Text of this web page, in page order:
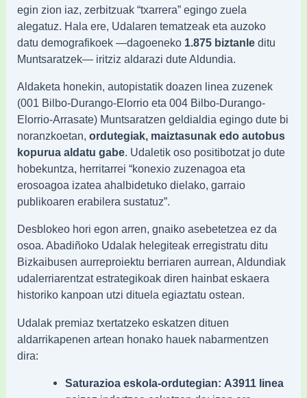
egin zion iaz, zerbitzuak “txarrera” egingo zuela
alegatuz. Hala ere, Udalaren tematzeak eta auzoko
datu demografikoek —dagoeneko 1.875 biztanle ditu
Muntsaratzek— iritziz aldarazi dute Aldundia.
Aldaketa honekin, autopistatik doazen linea zuzenek
(001 Bilbo-Durango-Elorrio eta 004 Bilbo-Durango-
Elorrio-Arrasate) Muntsaratzen geldialdia egingo dute bi
noranzkoetan,ordutegiak, maiztasunak edo autobus
kopurua aldatu gabe. Udaletik oso positibotzat jo dute
hobekuntza, herritarrei “konexio zuzenagoa eta
erosoagoa izatea ahalbidetuko dielako, garraio
publikoaren erabilera sustatuz”.
Desblokeo hori egon arren, gnaiko asebetetzea ez da
osoa. Abadiñoko Udalak helegiteak erregistratu ditu
Bizkaibusen aurreproiektu berriaren aurrean, Aldundiak
udalerriarentzat estrategikoak diren hainbat eskaera
historiko kanpoan utzi dituela egiaztatu ostean.
Udalak premiaz txertatzeko eskatzen dituen
aldarrikapenen artean honako hauek nabarmentzen
dira:
Saturazioa eskola-ordutegian: A3911 linea